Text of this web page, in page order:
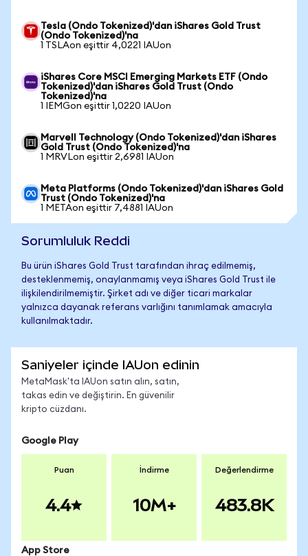
Tesla (Ondo Tokenized)'dan iShares Gold Trust
(Ondo Tokenized)'na
1 TSLAon eşittir 4,0221 IAUon
iShares Core MSCI Emerging Markets ETF (Ondo
Tokenized)'dan iShares Gold Trust (Ondo
Tokenized)'na
1 IEMGon eşittir 1,0220 IAUon
Marvell Technology (Ondo Tokenized)'dan iShares
Gold Trust (Ondo Tokenized)'na
1 MRVLon eşittir 2,6981 IAUon
Meta Platforms (Ondo Tokenized)'dan iShares Gold
Trust (Ondo Tokenized)'na
1 METAon eşittir 7,4881 IAUon
Sorumluluk Reddi
Bu ürün iShares Gold Trust tarafından ihraç edilmemiş,
desteklenmemiş, onaylanmamış veya iShares Gold Trust ile
ilişkilendirilmemiştir. Şirket adı ve diğer ticari markalar
yalnızca dayanak referans varlığını tanımlamak amacıyla
kullanılmaktadır.
Saniyeler içinde IAUon edinin
MetaMask'ta IAUon satın alın, satın,
takas edin ve değiştirin. En güvenilir
kripto cüzdanı.
Google Play
Puan
4.4
İndirme
10M+
Değerlendirme
483.8K
App Store